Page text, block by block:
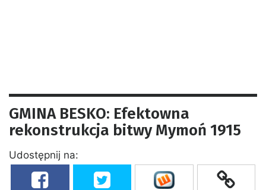
GMINA BESKO: Efektowna
rekonstrukcja bitwy Mymoń 1915
Udostępnij na: